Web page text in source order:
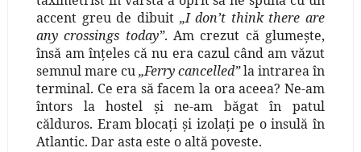
accent greu de dibuit „I don’t think there are
any crossings today”. Am crezut că glumeşte,
însă am înţeles că nu era cazul când am văzut
semnul mare cu„Ferry cancelled”la intrarea în
terminal. Ce era să facem la ora aceea? Ne-am
întors la hostel şi ne-am băgat în patul
călduros. Eram blocaţi şi izolaţi pe o insulă în
Atlantic. Dar asta este o altă poveste.